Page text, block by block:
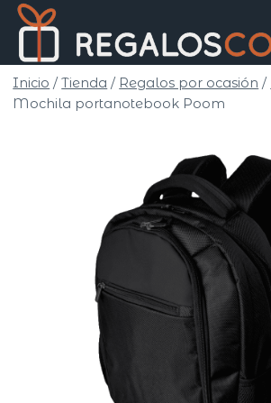
Saltar
contenido
Inicio / Tienda / Regalos por ocasión /
Mochila portanotebook Poom